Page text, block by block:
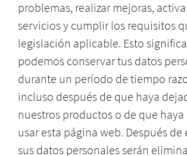
problemas, realizar mejoras,
servicios y cumplir los requisitos
legislación aplicable. Esto
podemos conservar tus datos
durante un período de tiempo
incluso después de que haya
nuestros productos o de que
usar esta página web. Después
sus datos personales serán